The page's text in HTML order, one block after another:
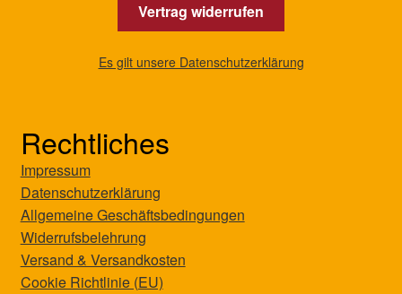
Vertrag widerrufen
Es gilt unsere Datenschutzerklärung
Rechtliches
Impressum
Datenschutzerklärung
Allgemeine Geschäftsbedingungen
Widerrufsbelehrung
Versand & Versandkosten
Cookie Richtlinie (EU)